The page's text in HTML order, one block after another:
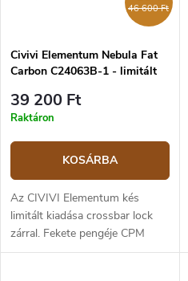
z
é
s
e
s
t
á
j
46 600 Ft
Civivi Elementum Nebula Fat
Carbon C24063B-1 - limitált
39 200 Ft
Raktáron
KOSÁRBA
Az CIVIVI Elementum kés
limitált kiadása crossbar lock
zárral. Fekete pengéje CPM
S35VN rozsdamentes acélból